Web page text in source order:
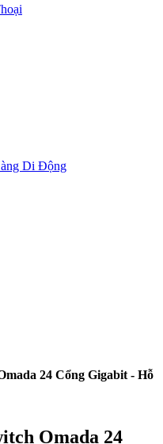
Di Động
24 Cổng Gigabit - Hỗ
Omada 24